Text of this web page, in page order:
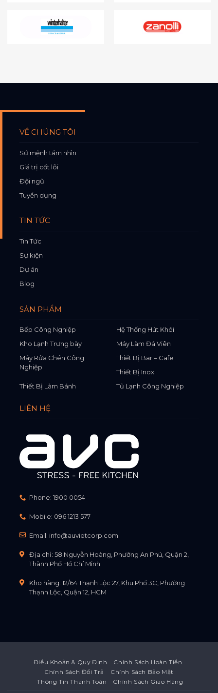
VỀ CHÚNG TÔI
Sứ mệnh tầm nhìn
Giá trị cốt lõi
Đội ngũ
Tuyển dụng
TIN TỨC
Tin Tức
Sự kiện
Dự án
Blog
SẢN PHẨM
Bếp Công Nghiệp
Hệ Thống Hút Khói
Kho Lạnh Trưng bày
Máy Làm Đá Viên
Máy Rửa Chén Công
Nghiệp
Thiết Bị Bar – Cafe
Thiết Bị Inox
Thiết Bị Làm Bánh
Tủ Lạnh Công Nghiệp
LIÊN HỆ
Phone: 1900 0054
Mobile: 096 1213 577
Email: info@auvietcorp.com
Địa chỉ: 58 Nguyễn Hoàng, Phường An Phú, Quận 2,
Thành Phố Hồ Chí Minh
Kho hàng: 12/64 Thạnh Lộc 27, Khu Phố 3C, Phường
Thạnh Lộc, Quận 12, HCM
Điều Khoản & Quy Định
Chính Sách Hoàn Tiền
Chính Sách Đổi Trả
Chính Sách Bảo Mật
Thông Tin Thanh Toán
Chính Sách Giao Hàng